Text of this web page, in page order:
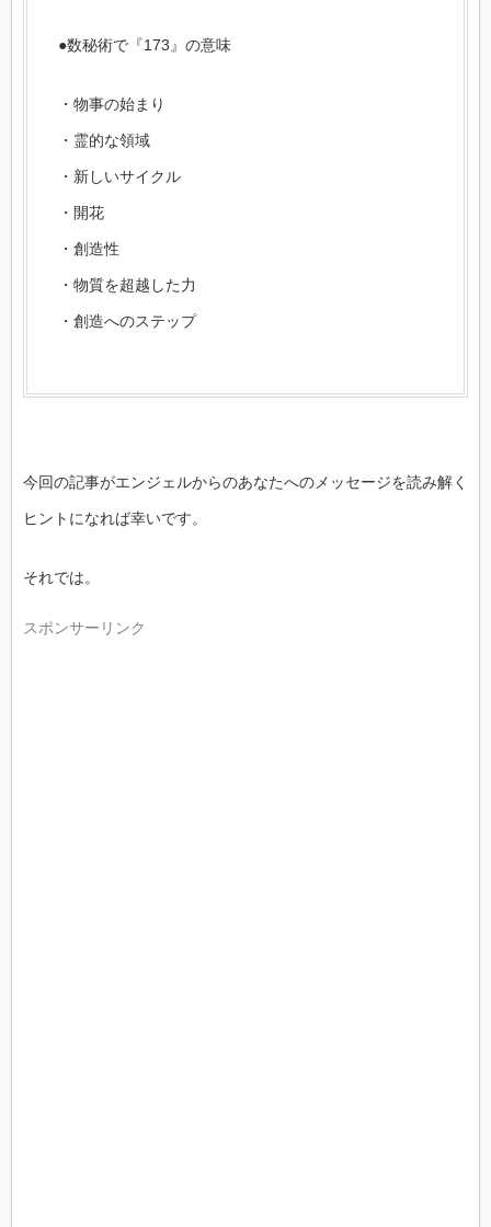
●数秘術で『173』の意味
・物事の始まり
・霊的な領域
・新しいサイクル
・開花
・創造性
・物質を超越した力
・創造へのステップ
今回の記事がエンジェルからのあなたへのメッセージを読み解く
ヒントになれば幸いです。
それでは。
スポンサーリンク